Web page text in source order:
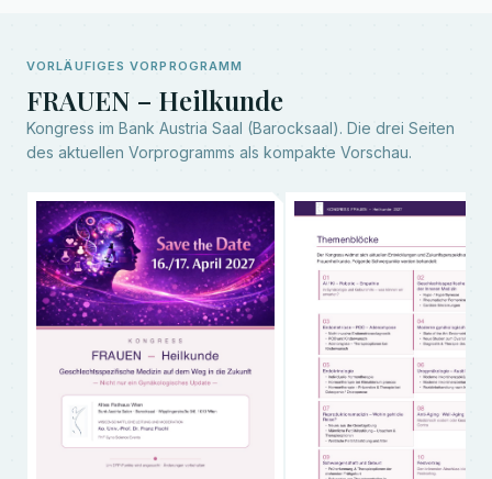
VORLÄUFIGES VORPROGRAMM
FRAUEN – Heilkunde
Kongress im Bank Austria Saal (Barocksaal). Die drei Seiten
des aktuellen Vorprogramms als kompakte Vorschau.